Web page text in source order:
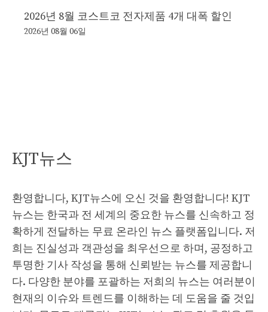
2026년 8월 코스트코 전자제품 4개 대폭 할인
2026년 08월 06일
KJT뉴스
환영합니다, KJT뉴스에 오신 것을 환영합니다! KJT
뉴스는 한국과 전 세계의 중요한 뉴스를 신속하고 정
확하게 전달하는 무료 온라인 뉴스 플랫폼입니다. 저
희는 진실성과 객관성을 최우선으로 하며, 공정하고
투명한 기사 작성을 통해 신뢰받는 뉴스를 제공합니
다. 다양한 분야를 포괄하는 저희의 뉴스는 여러분이
현재의 이슈와 트렌드를 이해하는 데 도움을 줄 것입